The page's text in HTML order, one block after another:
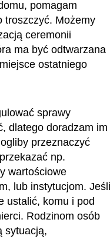
pomagam
troszczyć. Możemy
ceremonii
ma być odtwarzana
ostatniego
sprawy
dlatego doradzam im
przeznaczyć
np.
wartościowe
lub instytucjom. Jeśli
ustalić, komu i pod
Rodzinom osób
sytuacją,